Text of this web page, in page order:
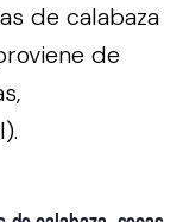
de calabaza
de